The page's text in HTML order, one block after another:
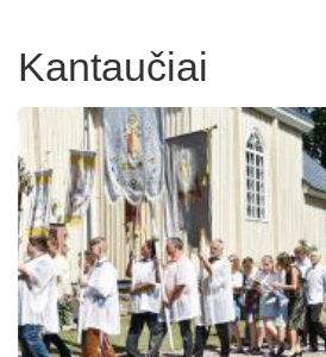
Kantaučiai